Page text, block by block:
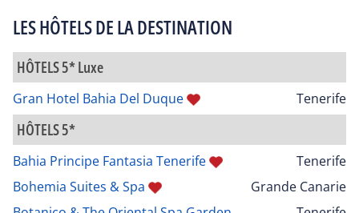
LES HÔTELS DE LA DESTINATION
HÔTELS 5* Luxe
Gran Hotel Bahia Del Duque Tenerife
HÔTELS 5*
Bahia Principe Fantasia Tenerife
Tenerife
Bohemia Suites & Spa
Grande Canarie